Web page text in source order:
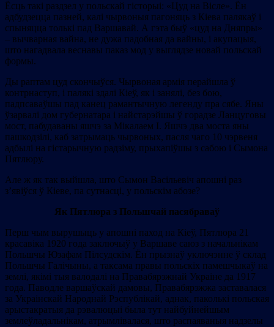
Ёсць такі раздзел у польскай гісторыі: «Цуд на Вісле». Ён
адбудзецца пазней, калі чырвоныя пагоняць з Кіева палякаў і
спыняцца толькі пад Варшавай. А гэта быў «цуд на Дняпры»
– вычварная вайна, не дужа падобная да вайны, і акупацыя,
што нагадвала веснавы паказ мод у выглядзе новай польскай
формы.
Ды раптам цуд скончыўся. Чырвоная армія перайшла ў
контрнаступ, і палякі здалі Кіеў, як і занялі, без бою,
падпсаваўшы пад канец рамантычную легенду пра сябе. Яны
ўзарвалі дом губернатара і найстарэйшы ў горадзе Ланцуговы
мост, пабудаваны яшчэ за Мікалаем І. Яшчэ два моста яны
пашкодзілі, каб затрымаць чырвоных, пасля чаго 10 чэрвеня
адбылі на гістарычную радзіму, прыхапіўшы з сабою і Сымона
Пятлюру.
Але ж як так выйшла, што Сымон Васільевіч апошні раз
з’явіўся ў Кіеве, па сутнасці, у польскім абозе?
Як Пятлюра з Польшчай пасябраваў
Перш чым вырушыць у апошні паход на Кіеў, Пятлюра 21
красавіка 1920 года заключыў у Варшаве саюз з начальнікам
Польшчы Юзафам Пілсудскім. Ён прызнаў уключэнне ў склад
Польшчы Галічыны, а таксама правы польскіх памешчыкаў на
землі, якімі тыя валодалі на Правабярэжнай Украіне да 1917
года. Паводле варшаўскай дамовы, Правабярэжжа заставалася
за Украінскай Народнай Рэспублікай, аднак, паколькі польская
арыстакратыя да рэвалюцыі была тут найбуйнейшым
землеўладальнікам, атрымлівалася, што распаяваныя надзелы